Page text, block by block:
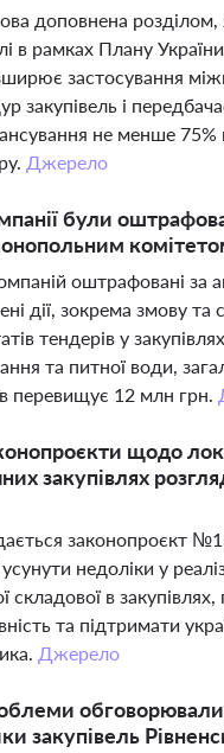
доповнена розділом,
в рамках Плану
застосування
закупівель і
не менше 75%
Джерело
були
оштрафовані за
дії, зокрема змову та
тендерів у
та питної води,
перевищує 12 млн грн.
щодо
закупівлях
законопроєкт
недоліки у
складової в
та підтримати
Джерело
обговорювали
закупівель